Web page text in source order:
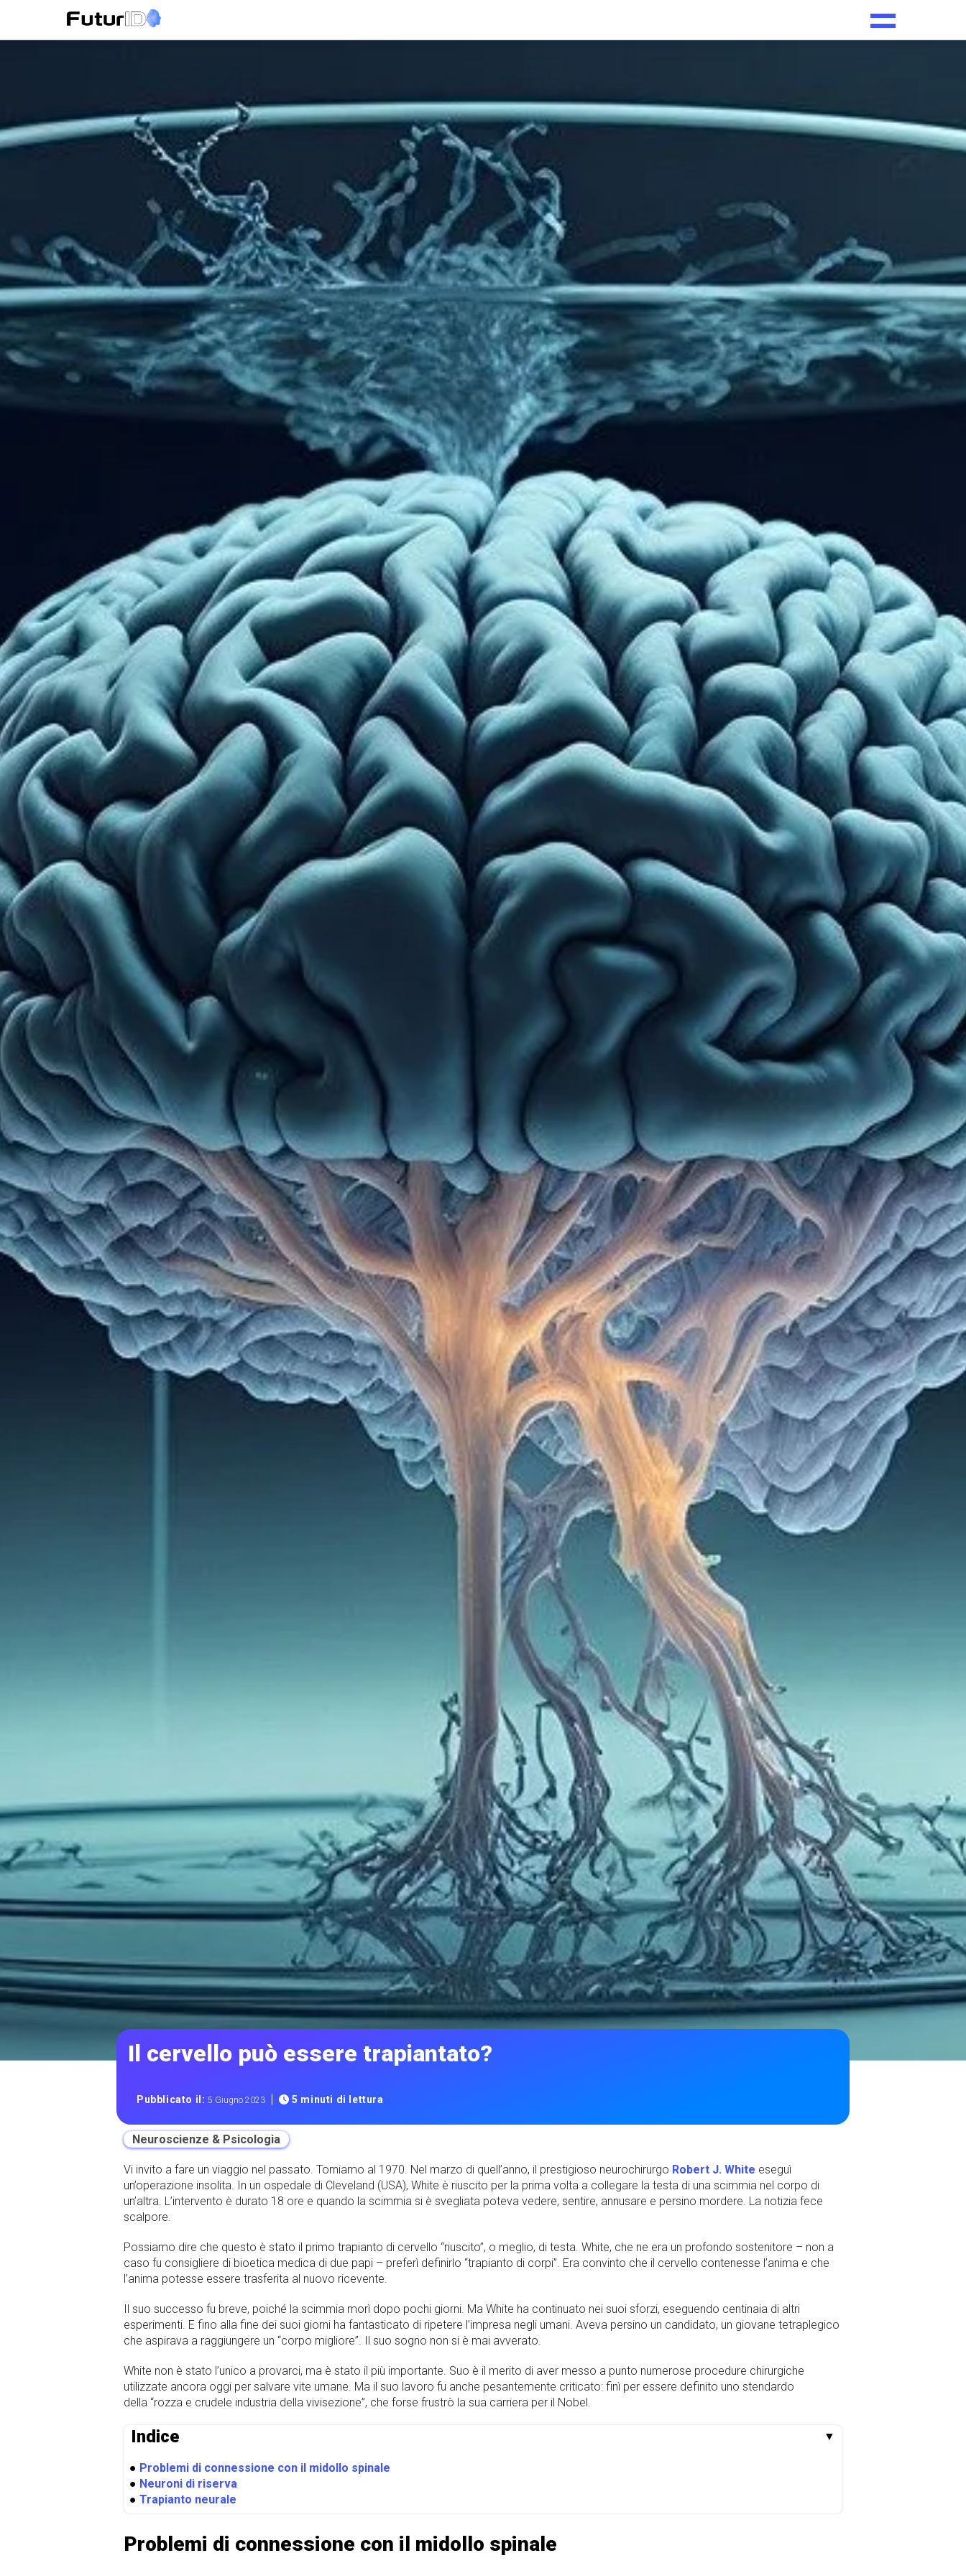
Il cervello può essere trapiantato?
Pubblicato il:5 Giugno 2023 | 5 minuti di lettura
Neuroscienze & Psicologia
Vi invito a fare un viaggio nel passato. Torniamo al 1970. Nel marzo di quell’anno, il prestigioso neurochirurgo Robert J. White eseguì
un’operazione insolita. In un ospedale di Cleveland (USA), White è riuscito per la prima volta a collegare la testa di una scimmia nel corpo di
un’altra. L’intervento è durato 18 ore e quando la scimmia si è svegliata poteva vedere, sentire, annusare e persino mordere. La notizia fece
scalpore.
Possiamo dire che questo è stato il primo trapianto di cervello “riuscito”, o meglio, di testa. White, che ne era un profondo sostenitore – non a
caso fu consigliere di bioetica medica di due papi – preferì definirlo “trapianto di corpi”. Era convinto che il cervello contenesse l’anima e che
l’anima potesse essere trasferita al nuovo ricevente.
Il suo successo fu breve, poiché la scimmia morì dopo pochi giorni. Ma White ha continuato nei suoi sforzi, eseguendo centinaia di altri
esperimenti. E fino alla fine dei suoi giorni ha fantasticato di ripetere l’impresa negli umani. Aveva persino un candidato, un giovane tetraplegico
che aspirava a raggiungere un “corpo migliore”. Il suo sogno non si è mai avverato.
White non è stato l’unico a provarci, ma è stato il più importante. Suo è il merito di aver messo a punto numerose procedure chirurgiche
utilizzate ancora oggi per salvare vite umane. Ma il suo lavoro fu anche pesantemente criticato: finì per essere definito uno stendardo
della “rozza e crudele industria della vivisezione”, che forse frustrò la sua carriera per il Nobel.
Indice ▼
● Problemi di connessione con il midollo spinale
● Neuroni di riserva
● Trapianto neurale
Problemi di connessione con il midollo spinale